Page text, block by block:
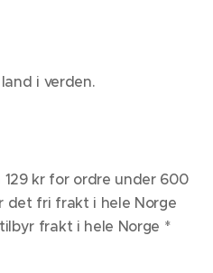
i verden.
kr for ordre under 600
det fri frakt i hele Norge
frakt i hele Norge *